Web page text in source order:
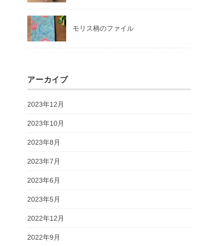
モリス柄のファイル
アーカイブ
2023年12月
2023年10月
2023年8月
2023年7月
2023年6月
2023年5月
2022年12月
2022年9月